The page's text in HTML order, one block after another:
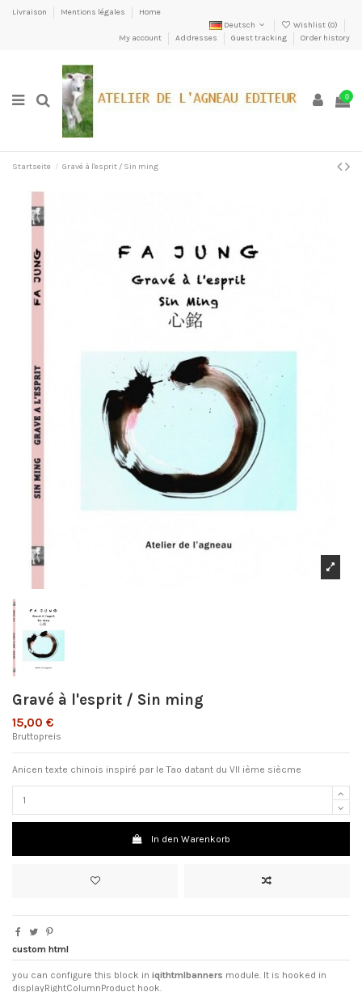
Livraison Mentions légales
Home
Deutsch
Wishlist (0)
My account
Addresses Guest tracking Order history
0
Startseite Gravé à l'esprit / Sin ming
Gravé à l'esprit / Sin ming
15,00 €
Bruttopreis
Anicen texte chinois inspiré par le Tao datant du VII ième siècme
In den Warenkorb
custom html
you can configure this block in iqithtmlbanners module. It is hooked in
displayRightColumnProduct hook.